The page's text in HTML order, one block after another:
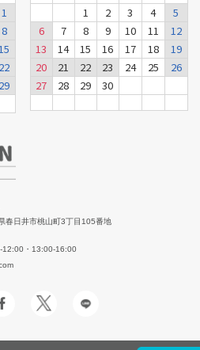
1
8
22
29
1
2 3 4
5
6
7 8 9 10 11
12
13
14 15 16 17 18
19
20
21 22 23 24 25
26
27
28 29 30
春日井市桃山町3丁目105番地
12:00・13:00-16:00